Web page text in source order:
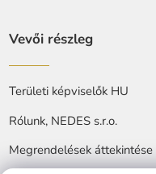
Vevői részleg
Területi képviselők HU
Rólunk, NEDES s.r.o.
Megrendelések áttekintése